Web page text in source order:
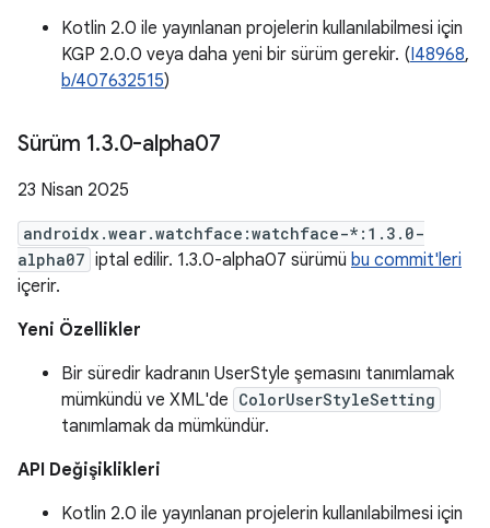
Kotlin 2.0 ile yayınlanan projelerin kullanılabilmesi için
KGP 2.0.0 veya daha yeni bir sürüm gerekir. (I48968,
b/407632515)
Sürüm 1.3.0-alpha07
23 Nisan 2025
androidx.wear.watchface:watchface-*:1.3.0-
alpha07 iptal edilir. 1.3.0-alpha07 sürümü bu commit'leri
içerir.
Yeni Özellikler
Bir süredir kadranın UserStyle şemasını tanımlamak
mümkündü ve XML'de ColorUserStyleSetting
tanımlamak da mümkündür.
API Değişiklikleri
Kotlin 2.0 ile yayınlanan projelerin kullanılabilmesi için